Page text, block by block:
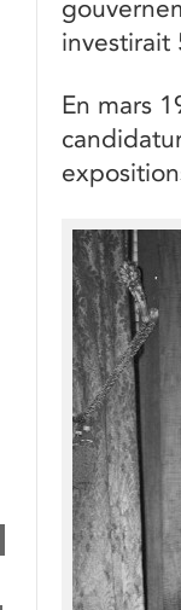
investirait
En mars